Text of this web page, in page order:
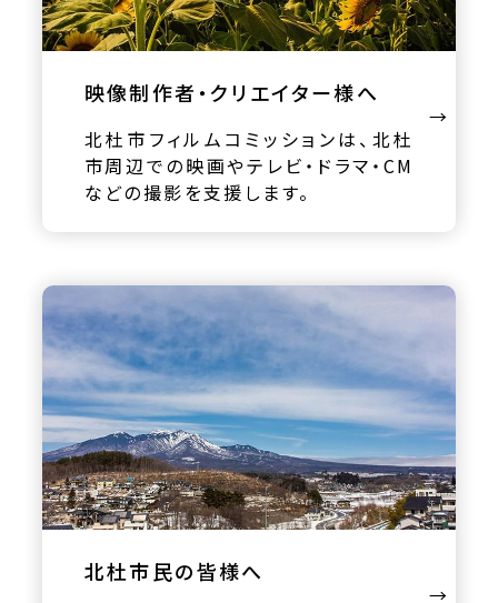
映像制作者・クリエイター様へ
北杜市フィルムコミッションは、北杜
市周辺での映画やテレビ・ドラマ・CM
などの撮影を支援します。
北杜市民の皆様へ